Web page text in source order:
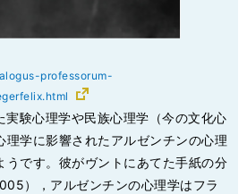
professorum-
実験心理学や民族心理学（今の文化心
理学に影響されたアルゼンチンの心理
うです。彼がヴントにあてた手紙の分
），アルゼンチンの心理学はフラ